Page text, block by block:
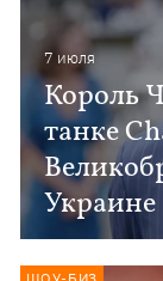
7 июля
Король
танке
Украине